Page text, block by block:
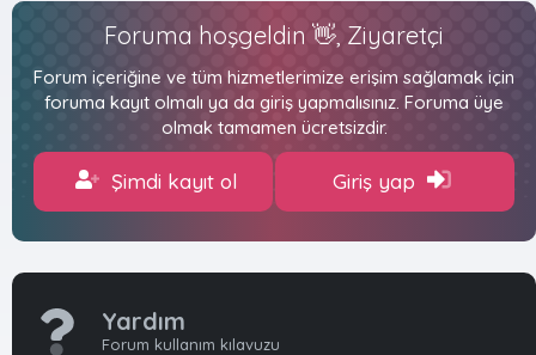
Foruma hoşgeldin 👋, Ziyaretçi
Forum içeriğine ve tüm hizmetlerimize erişim sağlamak için
foruma kayıt olmalı ya da giriş yapmalısınız. Foruma üye
olmak tamamen ücretsizdir.
Şimdi kayıt ol Giriş yap
Yardım
Forum kullanım kılavuzu